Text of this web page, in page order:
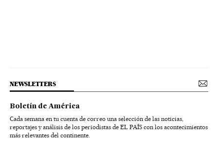
NEWSLETTERS
Boletín de América
Cada semana en tu cuenta de correo una selección de las noticias,
reportajes y análisis de los periodistas de EL PAÍS con los acontecimientos
más relevantes del continente.